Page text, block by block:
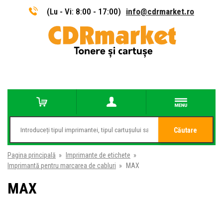
(Lu - Vi: 8:00 - 17:00) info@cdrmarket.ro
Căutare
Pagina principală » Imprimante de etichete »
Imprimantă pentru marcarea de cabluri » MAX
MAX